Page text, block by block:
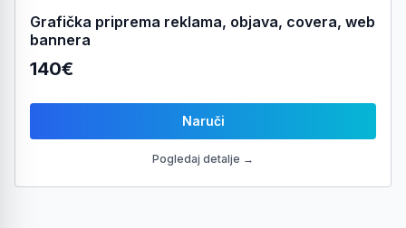
Grafička priprema reklama, objava, covera, web
bannera
140€
Naruči
Pogledaj detalje →